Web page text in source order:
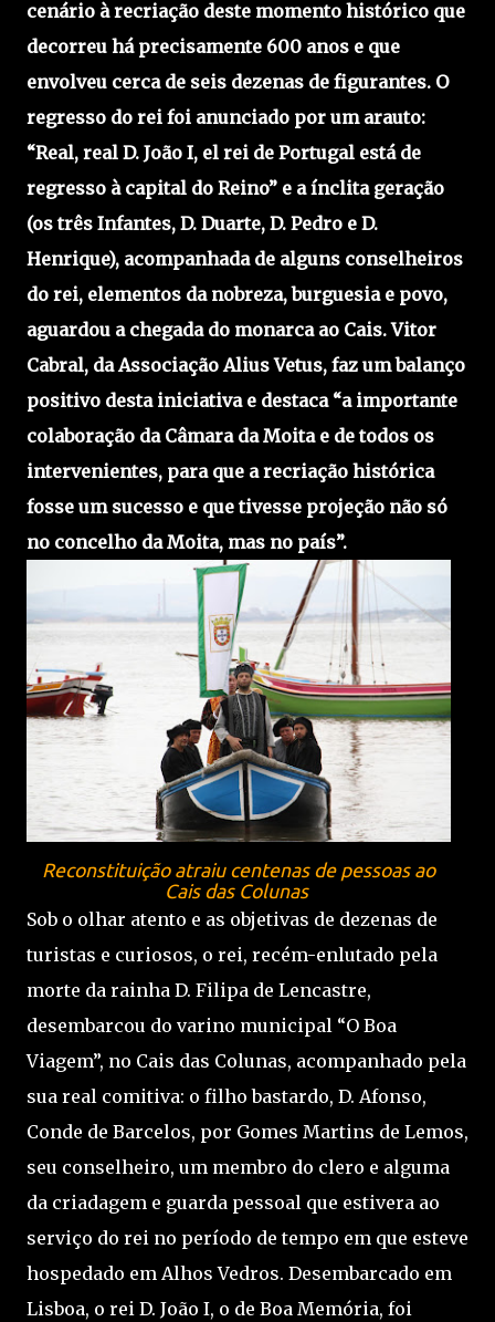
cenário à recriação deste momento histórico que
decorreu há precisamente 600 anos e que
envolveu cerca de seis dezenas de figurantes. O
regresso do rei foi anunciado por um arauto:
“Real, real D. João I, el rei de Portugal está de
regresso à capital do Reino” e a ínclita geração
(os três Infantes, D. Duarte, D. Pedro e D.
Henrique), acompanhada de alguns conselheiros
do rei, elementos da nobreza, burguesia e povo,
aguardou a chegada do monarca ao Cais. Vitor
Cabral, da Associação Alius Vetus, faz um balanço
positivo desta iniciativa e destaca “a importante
colaboração da Câmara da Moita e de todos os
intervenientes, para que a recriação histórica
fosse um sucesso e que tivesse projeção não só
no concelho da Moita, mas no país”.
Reconstituição atraiu centenas de pessoas ao
Cais das Colunas
Sob o olhar atento e as objetivas de dezenas de
turistas e curiosos, o rei, recém-enlutado pela
morte da rainha D. Filipa de Lencastre,
desembarcou do varino municipal “O Boa
Viagem”, no Cais das Colunas, acompanhado pela
sua real comitiva: o filho bastardo, D. Afonso,
Conde de Barcelos, por Gomes Martins de Lemos,
seu conselheiro, um membro do clero e alguma
da criadagem e guarda pessoal que estivera ao
serviço do rei no período de tempo em que esteve
hospedado em Alhos Vedros. Desembarcado em
Lisboa, o rei D. João I, o de Boa Memória, foi